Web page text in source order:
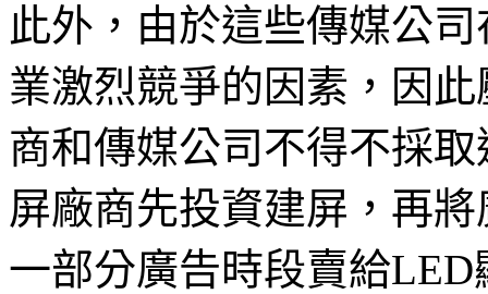
此外，由於這些傳媒公
業激烈競爭的因素，因
商和傳媒公司不得不採
屏廠商先投資建屏，再
一部分廣告時段賣給